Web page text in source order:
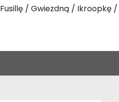
Fusillę Gwiezdną Ikroopkę